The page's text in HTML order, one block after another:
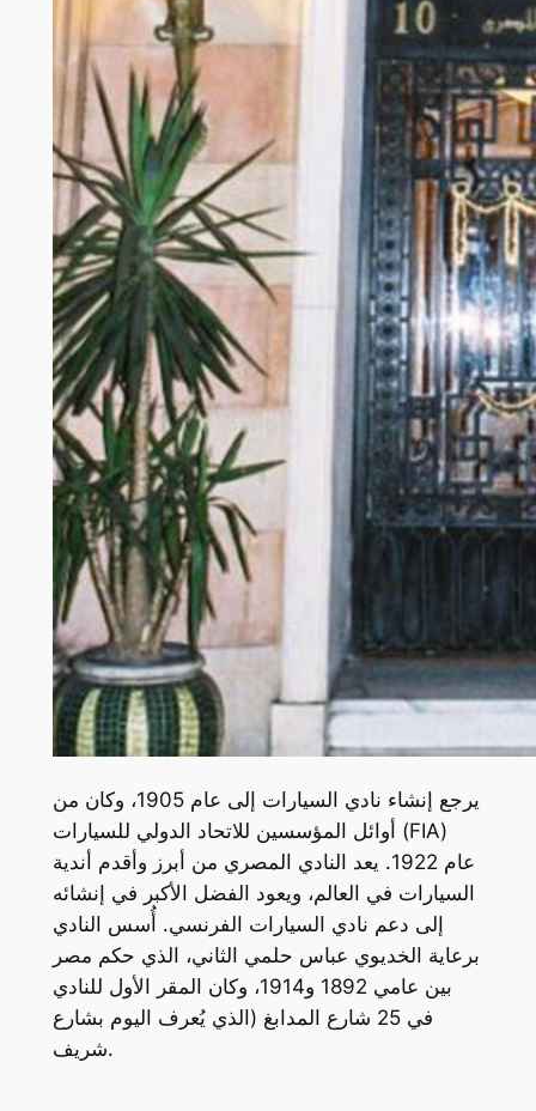
يرجع إنشاء نادي السيارات إلى عام 1905، وكان من
أوائل المؤسسين للاتحاد الدولي للسيارات (FIA)
عام 1922. يعد النادي المصري من أبرز وأقدم أندية
السيارات في العالم، ويعود الفضل الأكبر في إنشائه
إلى دعم نادي السيارات الفرنسي. أُسس النادي
برعاية الخديوي عباس حلمي الثاني، الذي حكم مصر
بين عامي 1892 و1914، وكان المقر الأول للنادي
في 25 شارع المدابغ (الذي يُعرف اليوم بشارع
شريف.